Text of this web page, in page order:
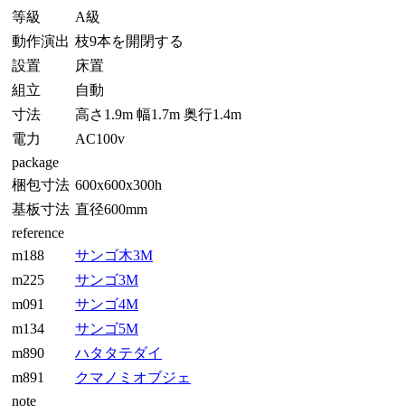
等級
A級
動作演出 枝9本を開閉する
設置
床置
組立
自動
寸法
高さ1.9m 幅1.7m 奥行1.4m
電力
AC100v
package
梱包寸法 600x600x300h
基板寸法 直径600mm
reference
m188
サンゴ木3M
m225
サンゴ3M
m091
サンゴ4M
m134
サンゴ5M
m890
ハタタテダイ
m891
クマノミオブジェ
note